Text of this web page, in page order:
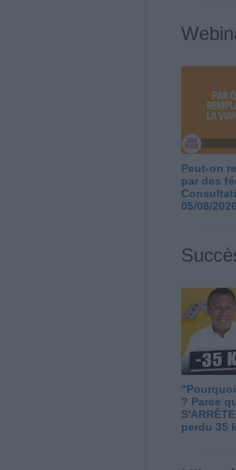
Peut-on
par des
05/08/2026
"Pourquoi
? Parce
perdu 35